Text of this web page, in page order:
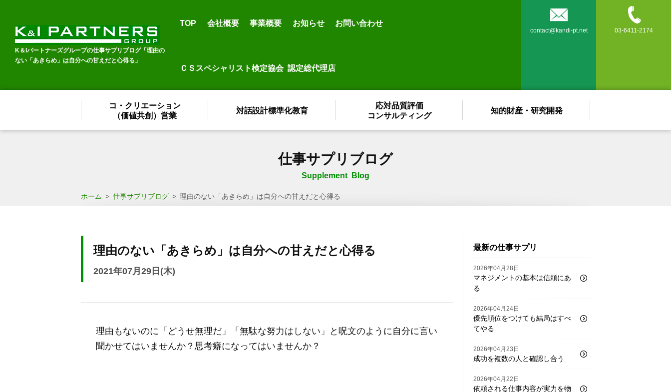
K＆Iパートナーズグループの仕事サプリブログ「理由の
ない「あきらめ」は自分への甘えだと心得る」
TOP 会社概要 事業概要 お知らせ お問い合わせ
ＣＳスペシャリスト検定協会 認定総代理店

contact@kandi-pt.net

03-6411-2174
コ・クリエーション
（価値共創）営業
対話設計標準化教育
応対品質評価
コンサルティング
知的財産・研究開発
仕事サプリブログ
Supplement Blog
ホーム > 仕事サプリブログ > 理由のない「あきらめ」は自分への甘えだと心得る
理由のない「あきらめ」は自分への甘えだと心得る
2021年07月29日(木)
理由もないのに「どうせ無理だ」「無駄な努力はしない」と呪文のように自分に言い
聞かせてはいませんか？思考癖になってはいませんか？
最新の仕事サプリ
2026年04月28日
マネジメントの基本は信頼にあ
る
2026年04月24日
優先順位をつけても結局はすべ
てやる
2026年04月23日
成功を複数の人と確認し合う
2026年04月22日
依頼される仕事内容が実力を物